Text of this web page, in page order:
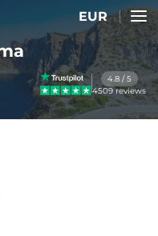
EUR
4.8 / 5
4509 reviews